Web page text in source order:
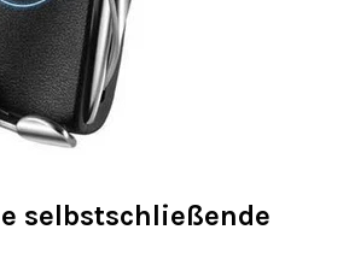
selbstschließende